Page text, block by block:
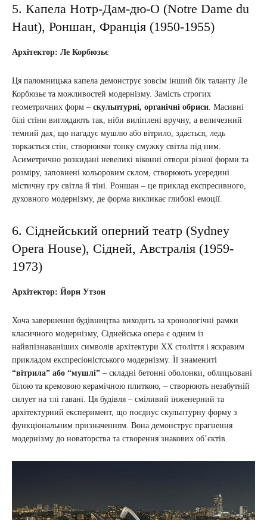
5. Капела Нотр-Дам-дю-О (Notre Dame du
Haut), Роншан, Франція (1950-1955)
Архітектор: Ле Корбюзьє
Ця паломницька капела демонструє зовсім інший бік таланту Ле
Корбюзьє та можливостей модернізму. Замість строгих
геометричних форм – скульптурні, органічні обриси . Масивні
білі стіни виглядають так, ніби виліплені вручну, а величезний
темний дах, що нагадує мушлю або вітрило, здається, ледь
торкається стін, створюючи тонку смужку світла під ним.
Асиметрично розкидані невеликі віконні отвори різної форми та
розміру, заповнені кольоровим склом, створюють усередині
містичну гру світла й тіні. Роншан – це приклад експресивного,
духовного модернізму, де форма викликає глибокі емоції.
6. Сіднейський оперний театр (Sydney
Opera House), Сідней, Австралія (1959-
1973)
Архітектор: Йорн Утзон
Хоча завершення будівництва виходить за хронологічні рамки
класичного модернізму, Сіднейська опера є одним із
найвпізнаваніших символів архітектури XX століття і яскравим
прикладом експресіоністського модернізму. Її знамениті
“вітрила” або “мушлі” – складні бетонні оболонки, облицьовані
білою та кремовою керамічною плиткою, – створюють незабутній
силует на тлі гавані. Ця будівля – сміливий інженерний та
архітектурний експеримент, що поєднує скульптурну форму з
функціональним призначенням. Вона демонструє прагнення
модернізму до новаторства та створення знакових об’єктів.